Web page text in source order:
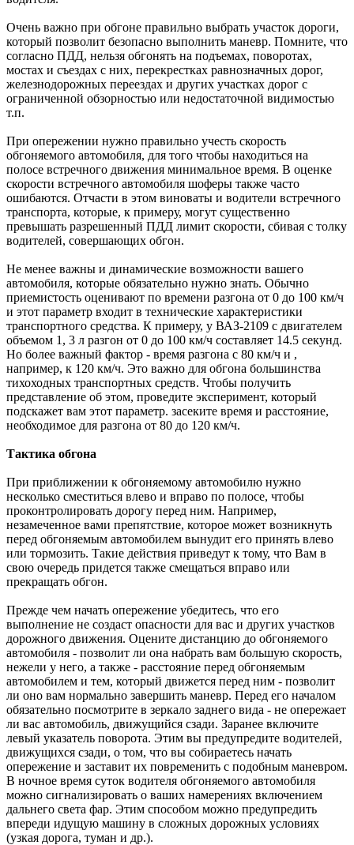
Очень важно при обгоне правильно выбрать участок дороги,
который позволит безопасно выполнить маневр. Помните, что
согласно ПДД, нельзя обгонять на подъемах, поворотах,
мостах и съездах с них, перекрестках равнозначных дорог,
железнодорожных переездах и других участках дорог с
ограниченной обзорностью или недостаточной видимостью
т.п.
При опережении нужно правильно учесть скорость
обгоняемого автомобиля, для того чтобы находиться на
полосе встречного движения минимальное время. В оценке
скорости встречного автомобиля шоферы также часто
ошибаются. Отчасти в этом виноваты и водители встречного
транспорта, которые, к примеру, могут существенно
превышать разрешенный ПДД лимит скорости, сбивая с толку
водителей, совершающих обгон.
Не менее важны и динамические возможности вашего
автомобиля, которые обязательно нужно знать. Обычно
приемистость оценивают по времени разгона от 0 до 100 км/ч
и этот параметр входит в технические характеристики
транспортного средства. К примеру, у ВАЗ-2109 с двигателем
объемом 1, 3 л разгон от 0 до 100 км/ч составляет 14.5 секунд.
Но более важный фактор - время разгона с 80 км/ч и ,
например, к 120 км/ч. Это важно для обгона большинства
тихоходных транспортных средств. Чтобы получить
представление об этом, проведите эксперимент, который
подскажет вам этот параметр. засеките время и расстояние,
необходимое для разгона от 80 до 120 км/ч.
Тактика обгона
При приближении к обгоняемому автомобилю нужно
несколько сместиться влево и вправо по полосе, чтобы
проконтролировать дорогу перед ним. Например,
незамеченное вами препятствие, которое может возникнуть
перед обгоняемым автомобилем вынудит его принять влево
или тормозить. Такие действия приведут к тому, что Вам в
свою очередь придется также смещаться вправо или
прекращать обгон.
Прежде чем начать опережение убедитесь, что его
выполнение не создаст опасности для вас и других участков
дорожного движения. Оцените дистанцию до обгоняемого
автомобиля - позволит ли она набрать вам большую скорость,
нежели у него, а также - расстояние перед обгоняемым
автомобилем и тем, который движется перед ним - позволит
ли оно вам нормально завершить маневр. Перед его началом
обязательно посмотрите в зеркало заднего вида - не опережает
ли вас автомобиль, движущийся сзади. Заранее включите
левый указатель поворота. Этим вы предупредите водителей,
движущихся сзади, о том, что вы собираетесь начать
опережение и заставит их повременить с подобным маневром.
В ночное время суток водителя обгоняемого автомобиля
можно сигнализировать о ваших намерениях включением
дальнего света фар. Этим способом можно предупредить
впереди идущую машину в сложных дорожных условиях
(узкая дорога, туман и др.).